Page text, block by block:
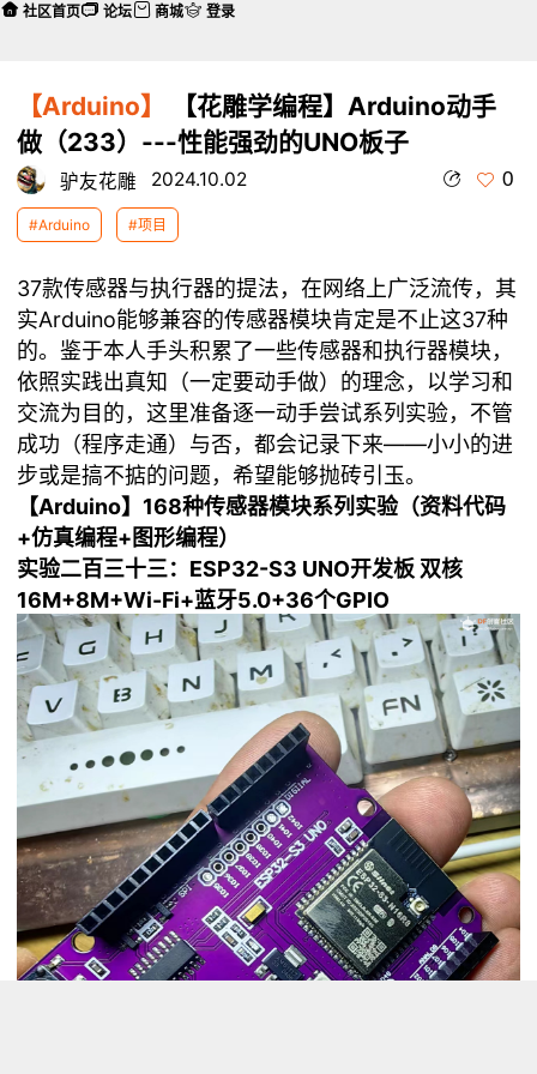
【Arduino】
【花雕学编程】Arduino动手
做（233）---性能强劲的UNO板子
驴友花雕 2024.10.02 0
#Arduino #项目
37款传感器与执行器的提法，在网络上广泛流传，其
实Arduino能够兼容的传感器模块肯定是不止这37种
的。鉴于本人手头积累了一些传感器和执行器模块，
依照实践出真知（一定要动手做）的理念，以学习和
交流为目的，这里准备逐一动手尝试系列实验，不管
成功（程序走通）与否，都会记录下来——小小的进
步或是搞不掂的问题，希望能够抛砖引玉。
【Arduino】168种传感器模块系列实验（资料代码
+仿真编程+图形编程）
实验二百三十三：ESP32-S3 UNO开发板 双核
16M+8M+Wi-Fi+蓝牙5.0+36个GPIO
社区首页 论坛 商城 登录